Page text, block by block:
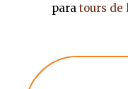
para tours de